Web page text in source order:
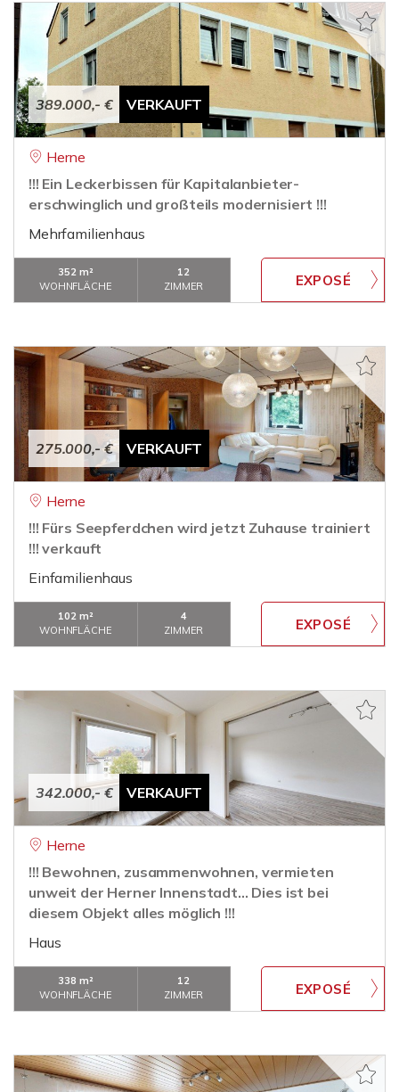
389.000,- € VERKAUFT
Herne
!!! Ein Leckerbissen für Kapitalanbieter-
erschwinglich und großteils modernisiert !!!
Mehrfamilienhaus
352 m²
WOHNFLÄCHE
12
ZIMMER
275.000,- € VERKAUFT
Herne
!!! Fürs Seepferdchen wird jetzt Zuhause trainiert
!!! verkauft
Einfamilienhaus
102 m²
WOHNFLÄCHE
4
ZIMMER
342.000,- € VERKAUFT
Herne
!!! Bewohnen, zusammenwohnen, vermieten
unweit der Herner Innenstadt... Dies ist bei
diesem Objekt alles möglich !!!
Haus
338 m²
WOHNFLÄCHE
12
ZIMMER